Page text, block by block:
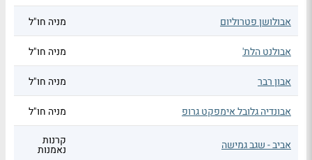
אבולושן פטרוליום מניה חו"ל
אבולנט הלת' מניה חו"ל
אבון רבר מניה חו"ל
אבונדיה גלובל אימפקט גרופ מניה חו"ל
אביב - שגב גמישה קרנות
נאמנות